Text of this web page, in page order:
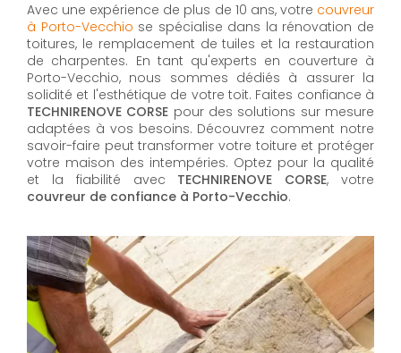
Avec une expérience de plus de 10 ans, votre couvreur
à Porto-Vecchio se spécialise dans la rénovation de
toitures, le remplacement de tuiles et la restauration
de charpentes. En tant qu'experts en couverture à
Porto-Vecchio, nous sommes dédiés à assurer la
solidité et l'esthétique de votre toit. Faites confiance à
TECHNIRENOVE CORSE pour des solutions sur mesure
adaptées à vos besoins. Découvrez comment notre
savoir-faire peut transformer votre toiture et protéger
votre maison des intempéries. Optez pour la qualité
et la fiabilité avec TECHNIRENOVE CORSE, votre
couvreur de confiance à Porto-Vecchio.